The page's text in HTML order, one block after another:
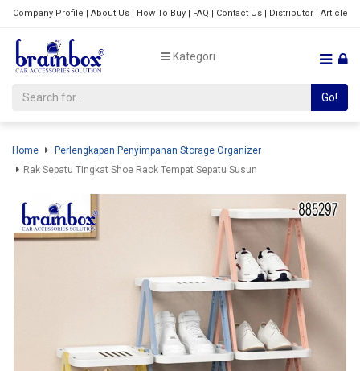
Company Profile | About Us| How To Buy| FAQ | Contact Us| Distributor| Article
Kategori
Go!
Home
Perlengkapan Penyimpanan Storage Organizer
Rak Sepatu Tingkat Shoe Rack Tempat Sepatu Susun